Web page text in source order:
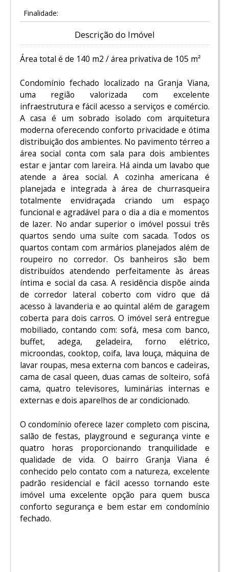
Finalidade:
Descrição do Imóvel
Área total é de 140 m2 / área privativa de 105 m²
Condomínio fechado localizado na Granja Viana,
uma região valorizada com excelente
infraestrutura e fácil acesso a serviços e comércio.
A casa é um sobrado isolado com arquitetura
moderna oferecendo conforto privacidade e ótima
distribuição dos ambientes. No pavimento térreo a
área social conta com sala para dois ambientes
estar e jantar com lareira. Há ainda um lavabo que
atende a área social. A cozinha americana é
planejada e integrada à área de churrasqueira
totalmente envidraçada criando um espaço
funcional e agradável para o dia a dia e momentos
de lazer. No andar superior o imóvel possui três
quartos sendo uma suíte com sacada. Todos os
quartos contam com armários planejados além de
roupeiro no corredor. Os banheiros são bem
distribuídos atendendo perfeitamente às áreas
íntima e social da casa. A residência dispõe ainda
de corredor lateral coberto com vidro que dá
acesso à lavanderia e ao quintal além de garagem
coberta para dois carros. O imóvel será entregue
mobiliado, contando com: sofá, mesa com banco,
buffet, adega, geladeira, forno elétrico,
microondas, cooktop, coifa, lava louça, máquina de
lavar roupas, mesa externa com bancos e cadeiras,
cama de casal queen, duas camas de solteiro, sofá
cama, quatro televisores, luminárias internas e
externas e dois aparelhos de ar condicionado.
O condomínio oferece lazer completo com piscina,
salão de festas, playground e segurança vinte e
quatro horas proporcionando tranquilidade e
qualidade de vida. O bairro Granja Viana é
conhecido pelo contato com a natureza, excelente
padrão residencial e fácil acesso tornando este
imóvel uma excelente opção para quem busca
conforto segurança e bem estar em condomínio
fechado.